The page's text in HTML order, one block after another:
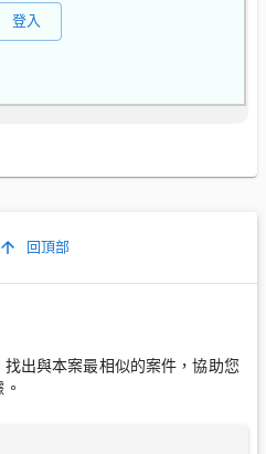
登入
回頂部
出與本案最相似的案件，協助您